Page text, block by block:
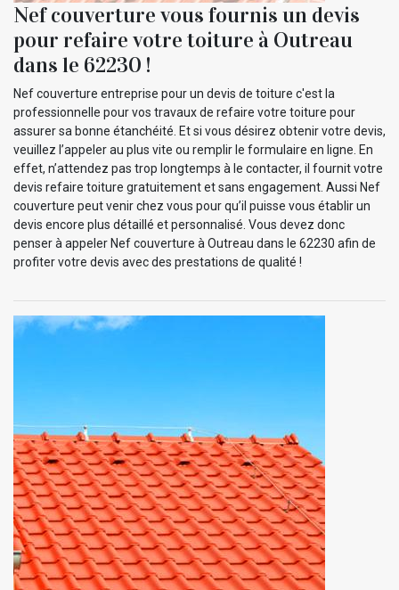
Nef couverture vous fournis un devis
pour refaire votre toiture à Outreau
dans le 62230 !
Nef couverture entreprise pour un devis de toiture c'est la
professionnelle pour vos travaux de refaire votre toiture pour
assurer sa bonne étanchéité. Et si vous désirez obtenir votre devis,
veuillez l’appeler au plus vite ou remplir le formulaire en ligne. En
effet, n’attendez pas trop longtemps à le contacter, il fournit votre
devis refaire toiture gratuitement et sans engagement. Aussi Nef
couverture peut venir chez vous pour qu’il puisse vous établir un
devis encore plus détaillé et personnalisé. Vous devez donc
penser à appeler Nef couverture à Outreau dans le 62230 afin de
profiter votre devis avec des prestations de qualité !